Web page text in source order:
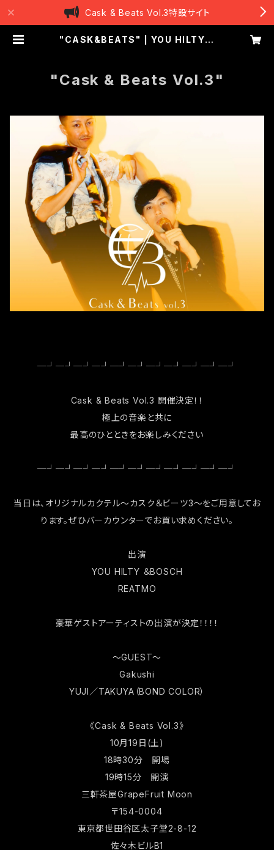
Cask & Beats Vol.3特設サイト
"CASK&BEATS" | YOU HILTY &
"Cask & Beats Vol.3"
─┘─┘─┘─┘─┘─┘─┘─┘─┘─┘─┘
Cask & Beats Vol.3 開催決定！！
極上の音楽と共に
最高のひとときをお楽しみください
─┘─┘─┘─┘─┘─┘─┘─┘─┘─┘─┘
当日は、オリジナルカクテル〜カスク＆ビーツ3〜をご用意してお
ります。ぜひバーカウンターでお買い求めください。
出演
YOU HILTY ＆BOSCH
REATMO
豪華ゲストアーティストの出演が決定！！！！
〜GUEST〜
Gakushi
YUJI／TAKUYA（BOND COLOR）
《Cask & Beats Vol.3》
10月19日(土)
18時30分 開場
19時15分 開演
三軒茶屋GrapeFruit Moon
〒154-0004
東京都世田谷区太子堂2-8-12
佐々木ビルB1